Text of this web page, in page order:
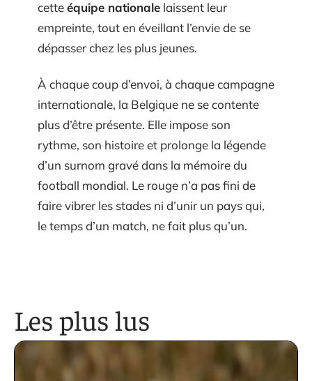
cetteéquipe nationale laissent leur
empreinte, tout en éveillant l’envie de se
dépasser chez les plus jeunes.
À chaque coup d’envoi, à chaque campagne
internationale, la Belgique ne se contente
plus d’être présente. Elle impose son
rythme, son histoire et prolonge la légende
d’un surnom gravé dans la mémoire du
football mondial. Le rouge n’a pas fini de
faire vibrer les stades ni d’unir un pays qui,
le temps d’un match, ne fait plus qu’un.
Les plus lus